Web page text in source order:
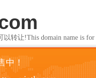
转让!This domain name is for
中！